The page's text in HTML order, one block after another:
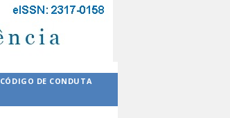
CÓDIGO DE CONDUTA